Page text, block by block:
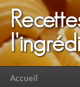
Accueil